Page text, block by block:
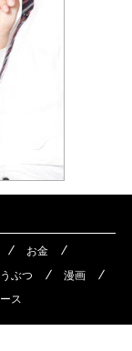
お金
ぶつ
漫画
ス